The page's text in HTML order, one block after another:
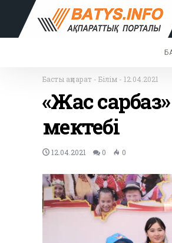
Басты ақпарат - Білім - 12.04.2021
«Жас
мектебі
12.04.2021 0 0